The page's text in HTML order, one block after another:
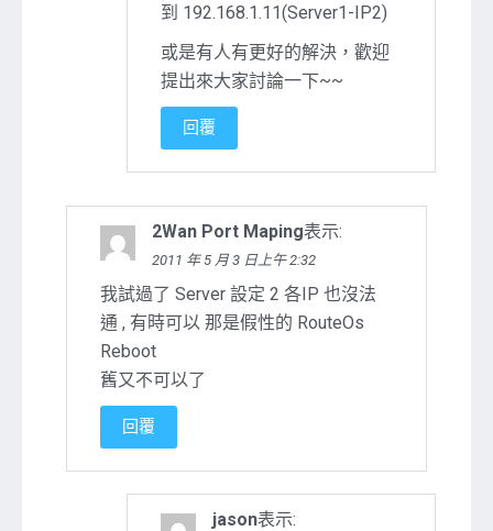
到 192.168.1.11(Server1-IP2)
或是有人有更好的解決，歡迎
提出來大家討論一下~~
回覆
2Wan Port Maping表示:
2011 年 5 月 3 日上午 2:32
我試過了 Server 設定 2 各IP 也沒法
通 , 有時可以 那是假性的 RouteOs
Reboot
舊又不可以了
回覆
jason表示: